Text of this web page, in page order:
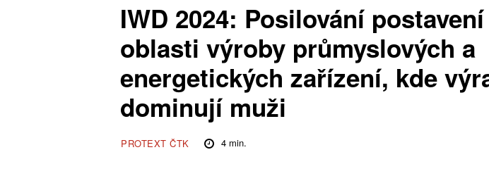
IWD 2024: Posilování
oblasti výroby průmyslových a
energetických zařízení, kde
dominují muži
PROTEXT ČTK 4min.